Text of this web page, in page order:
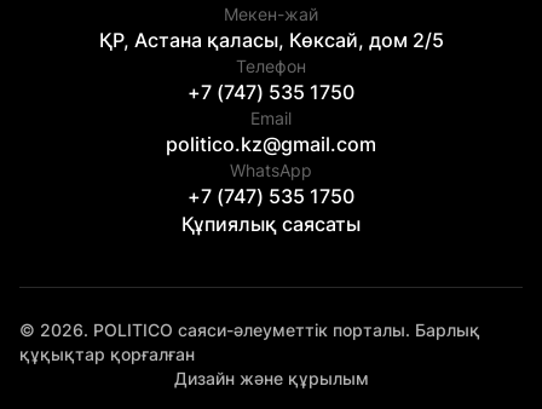
Мекен-жай
ҚР, Астана қаласы, Көксай, дом 2/5
Телефон
+7 (747) 535 1750
Email
politico.kz@gmail.com
WhatsApp
+7 (747) 535 1750
Құпиялық саясаты
© 2026. POLITICO саяси-әлеуметтік порталы. Барлық
құқықтар қорғалған
Дизайн және құрылым